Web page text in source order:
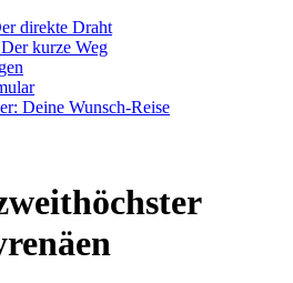
direkte Draht
kurze Weg
Deine Wunsch-Reise